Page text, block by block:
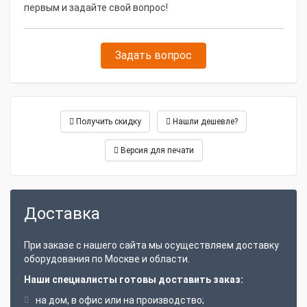
первым и задайте свой вопрос!
Задать вопрос
Получить скидку Нашли дешевле?
Версия для печати
Доставка
При заказе с нашего сайта мы осуществляем доставку
оборудования по Москве и области.
Наши специалисты готовы доставить заказ:
на дом, в офис или на производство;